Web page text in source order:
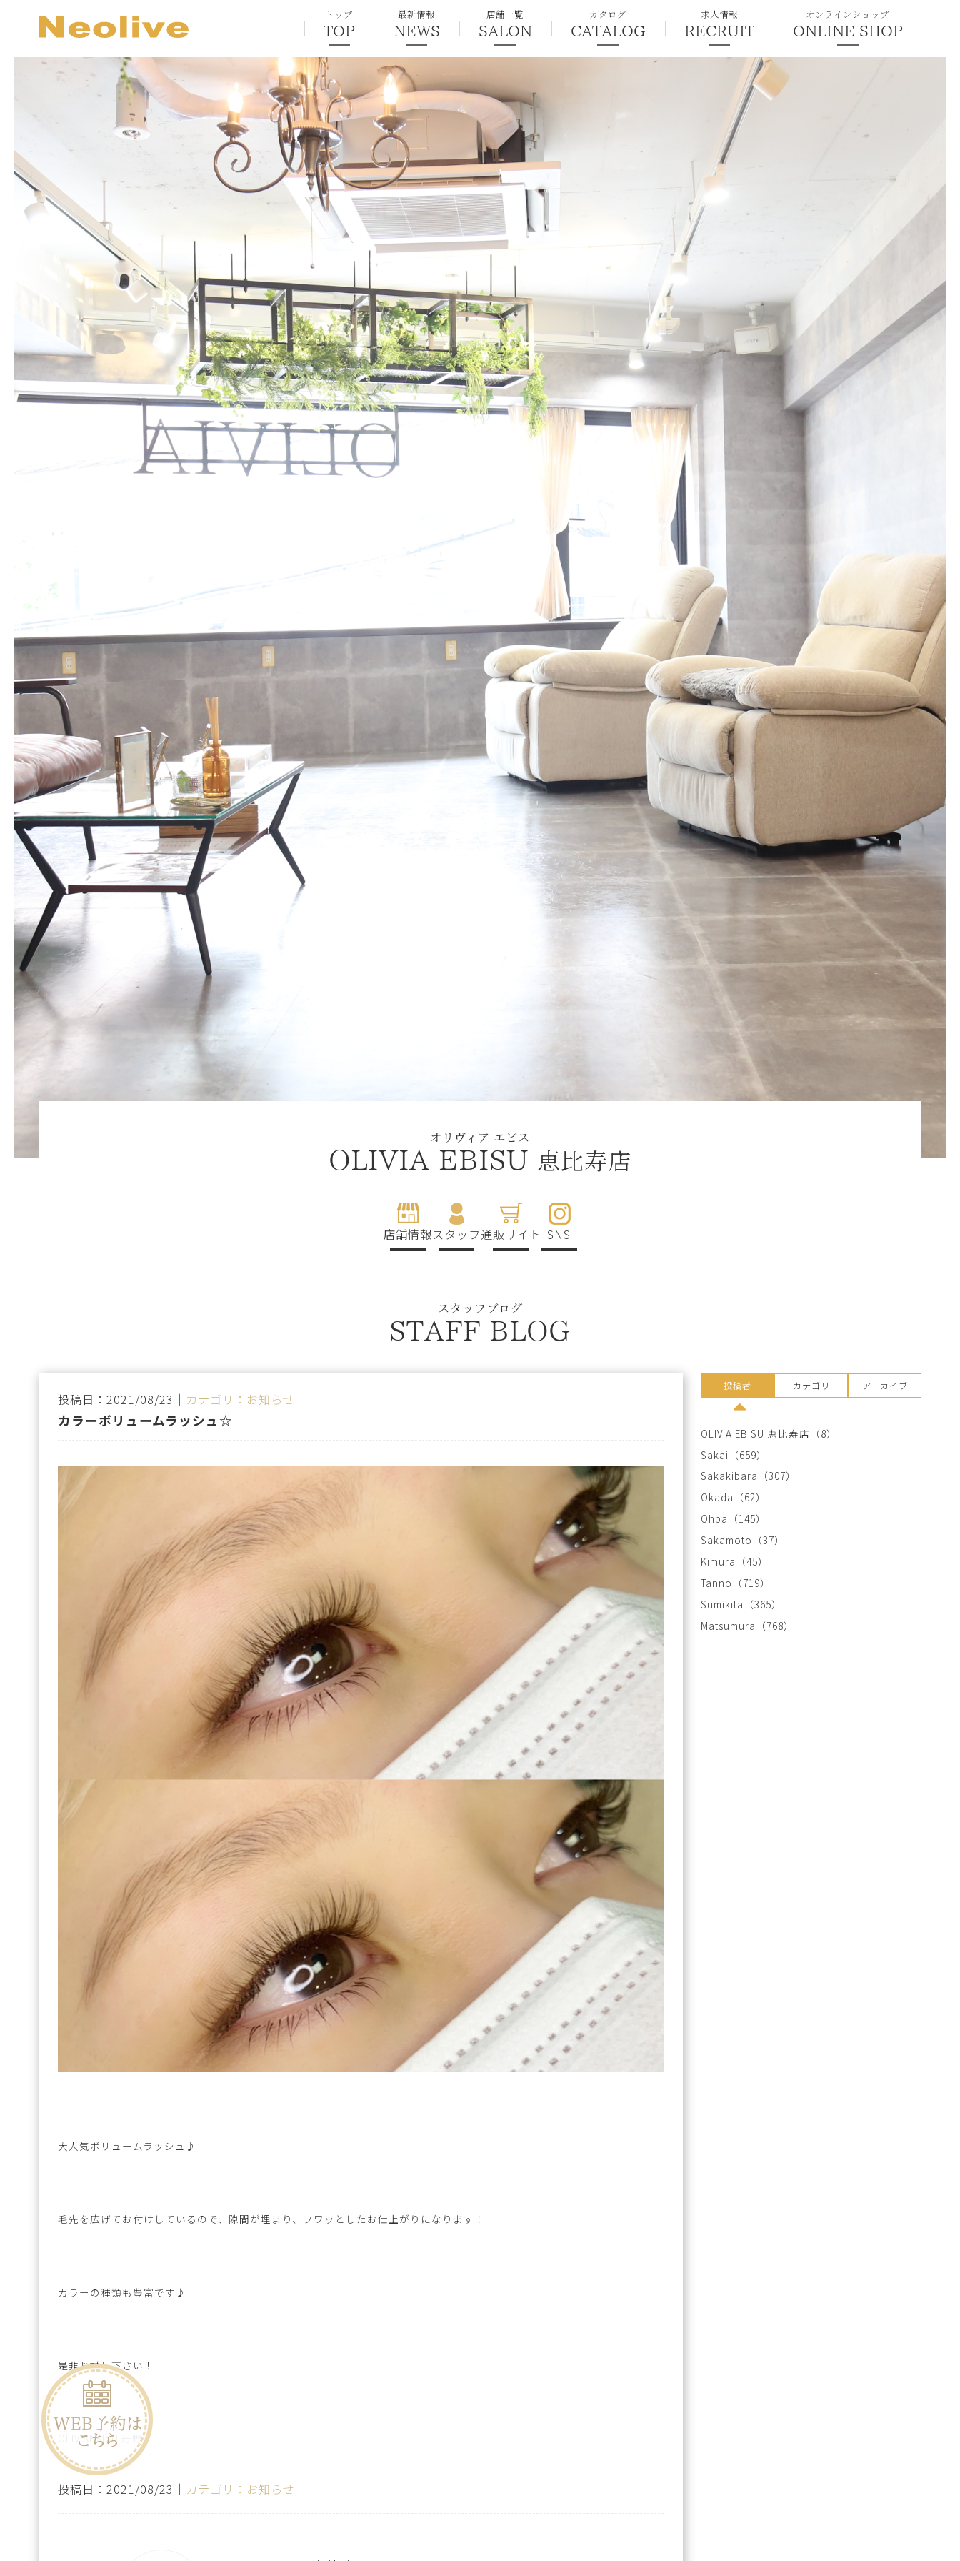
トップ
TOP
最新情報
NEWS
店舗一覧
SALON
カタログ
CATALOG
求人情報
RECRUIT
オンラインショップ
ONLINE SHOP
オリヴィア エビス
OLIVIA EBISU 恵比寿店
店舗情報スタッフ通販サイト SNS
スタッフブログ
STAFF BLOG
投稿日：2021/08/23｜ カテゴリ：お知らせ
カラーボリュームラッシュ☆
大人気ボリュームラッシュ♪
毛先を広げてお付けしているので、隙間が埋まり、フワッとしたお仕上がりになります！
カラーの種類も豊富です♪
是非お試し下さい！
OLIVIAEBISU 丹野
投稿日：2021/08/23｜ カテゴリ：お知らせ
投稿者 カテゴリ アーカイブ
OLIVIA EBISU 恵比寿店 （8）
Sakai （659）
Sakakibara （307）
Okada （62）
Ohba （145）
Sakamoto （37）
Kimura （45）
Tanno （719）
Sumikita （365）
Matsumura （768）